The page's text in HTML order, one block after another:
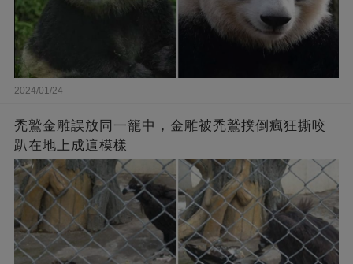
2024/01/24
禿鷲金雕誤放同一籠中，金雕被禿鷲撲倒瘋狂撕咬
趴在地上成這模樣